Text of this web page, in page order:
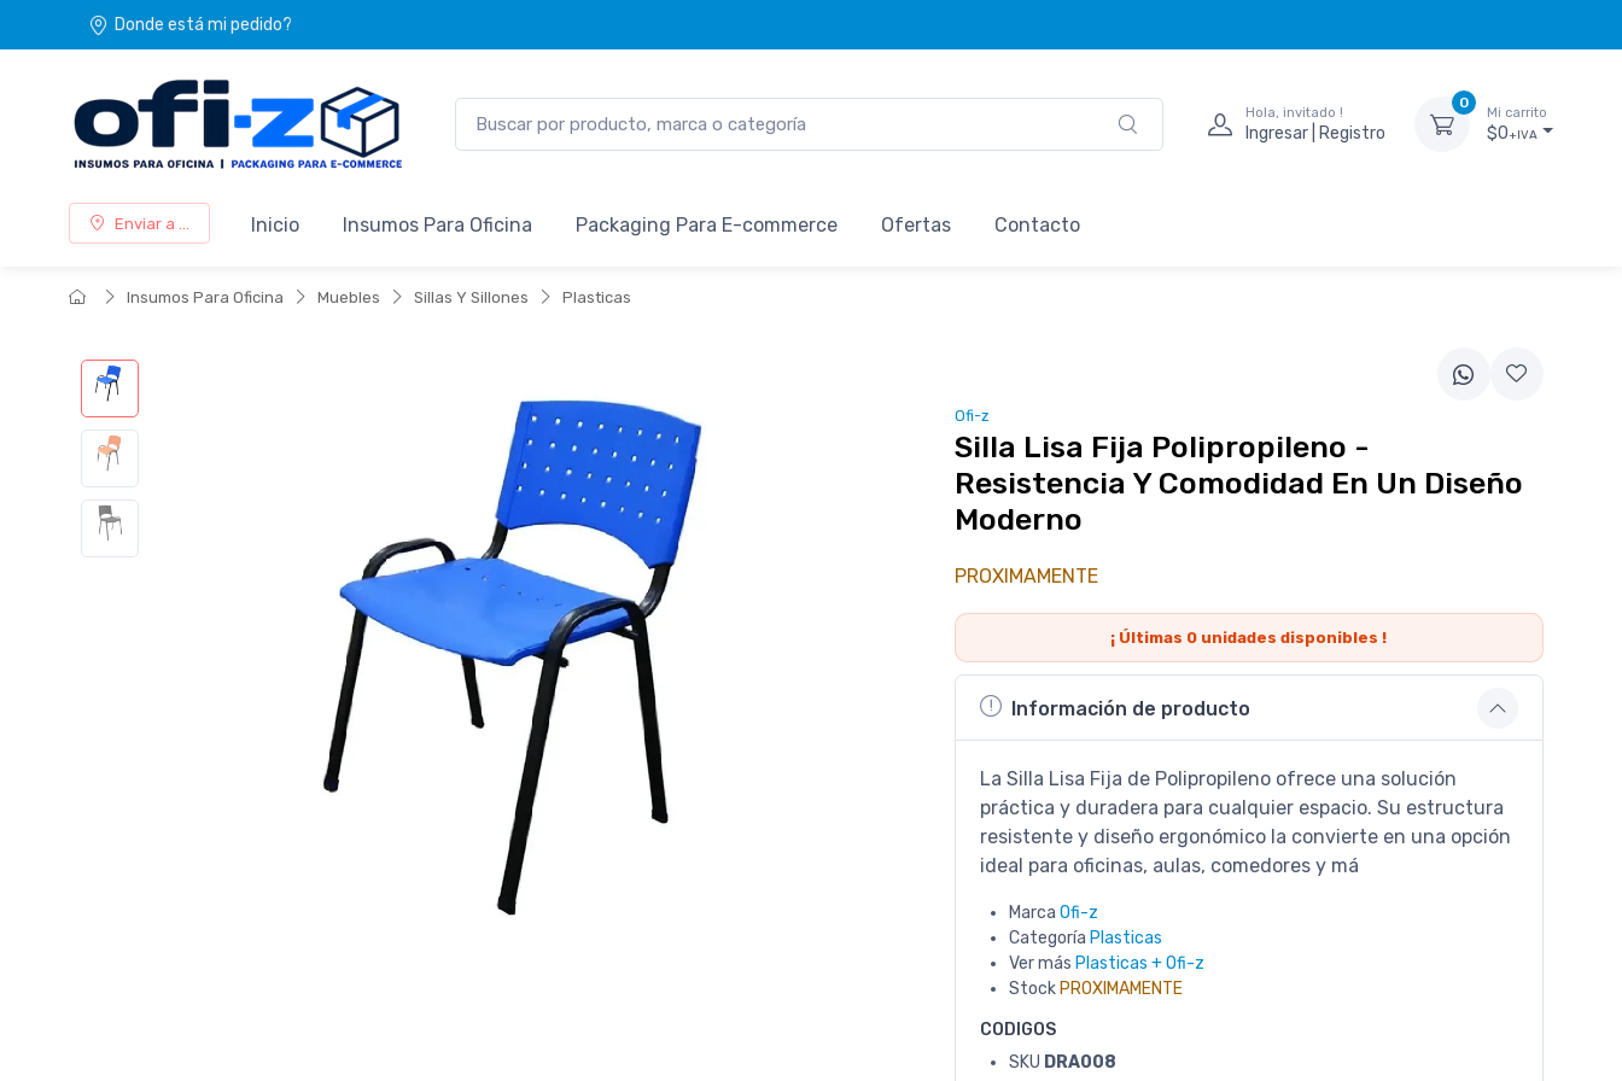
Donde está mi pedido?
Hola, invitado !
Ingresar | Registro
0
Mi carrito
$0+IVA
Enviar a ... Inicio Insumos Para Oficina Packaging Para E-commerce Ofertas Contacto
Insumos Para Oficina Muebles Sillas Y Sillones Plasticas
Ofi-z
Silla Lisa Fija Polipropileno -
Resistencia Y Comodidad En Un Diseño
Moderno
PROXIMAMENTE
¡ Últimas 0 unidades disponibles !
Información de producto
La Silla Lisa Fija de Polipropileno ofrece una solución
práctica y duradera para cualquier espacio. Su estructura
resistente y diseño ergonómico la convierte en una opción
ideal para oficinas, aulas, comedores y má
Marca Ofi-z
Categoría Plasticas
Ver más Plasticas + Ofi-z
Stock PROXIMAMENTE
CODIGOS
SKU DRA008